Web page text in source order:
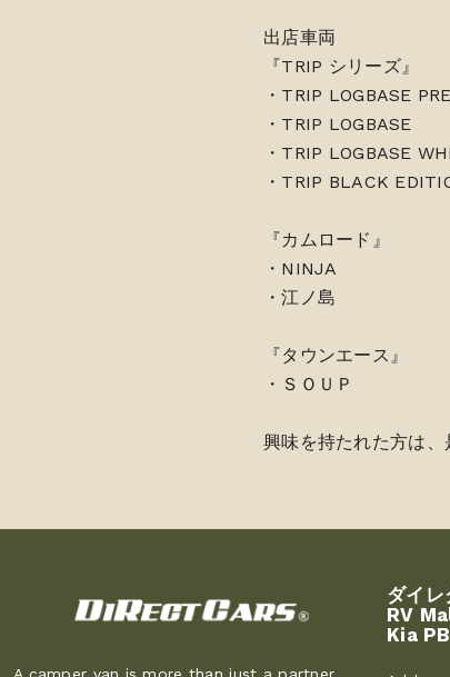
出店車両
『TRIP シリーズ』
・TRIP LOGBASE
・TRIP LOGBASE
・TRIP LOGBASE
・TRIP BLACK
『カムロード』
・NINJA
・江ノ島
『タウンエース』
・ＳＯＵＰ
興味を持たれた方は、
A camper van is more than just a partner
ダイレ
RV
Kia